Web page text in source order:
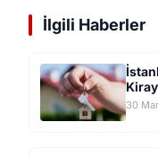
İlgili Haberler
30